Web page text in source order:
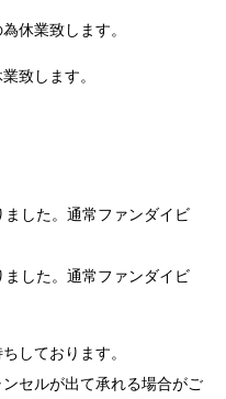
休業致します。
致します。
した。通常ファンダイビ
した。通常ファンダイビ
しております。
セルが出て承れる場合がご